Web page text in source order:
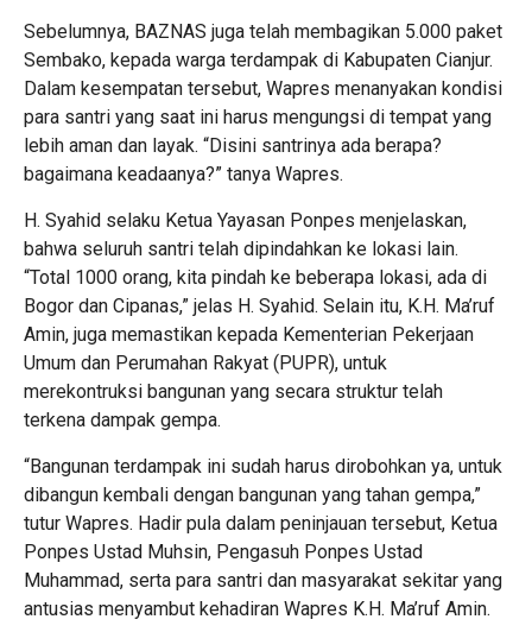
Sebelumnya, BAZNAS juga telah membagikan 5.000 paket
Sembako, kepada warga terdampak di Kabupaten Cianjur.
Dalam kesempatan tersebut, Wapres menanyakan kondisi
para santri yang saat ini harus mengungsi di tempat yang
lebih aman dan layak. “Disini santrinya ada berapa?
bagaimana keadaanya?” tanya Wapres.
H. Syahid selaku Ketua Yayasan Ponpes menjelaskan,
bahwa seluruh santri telah dipindahkan ke lokasi lain.
“Total 1000 orang, kita pindah ke beberapa lokasi, ada di
Bogor dan Cipanas,” jelas H. Syahid. Selain itu, K.H. Ma’ruf
Amin, juga memastikan kepada Kementerian Pekerjaan
Umum dan Perumahan Rakyat (PUPR), untuk
merekontruksi bangunan yang secara struktur telah
terkena dampak gempa.
“Bangunan terdampak ini sudah harus dirobohkan ya, untuk
dibangun kembali dengan bangunan yang tahan gempa,”
tutur Wapres. Hadir pula dalam peninjauan tersebut, Ketua
Ponpes Ustad Muhsin, Pengasuh Ponpes Ustad
Muhammad, serta para santri dan masyarakat sekitar yang
antusias menyambut kehadiran Wapres K.H. Ma’ruf Amin.